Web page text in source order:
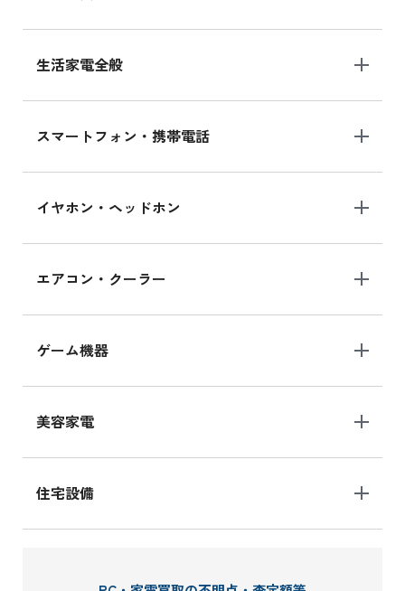
生活家電全般
スマートフォン・携帯電話
イヤホン・ヘッドホン
エアコン・クーラー
ゲーム機器
美容家電
住宅設備